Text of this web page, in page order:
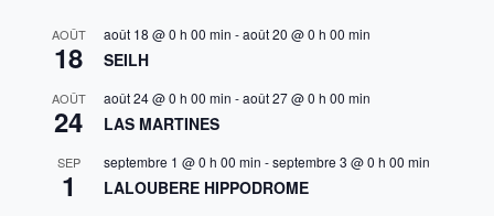
AOÛT
18
août 18 @ 0 h 00 min -août 20 @ 0 h 00 min
SEILH
AOÛT
24
août 24 @ 0 h 00 min -août 27 @ 0 h 00 min
LAS MARTINES
SEP
1
septembre 1 @ 0 h 00 min -septembre 3 @ 0 h 00 min
LALOUBERE HIPPODROME